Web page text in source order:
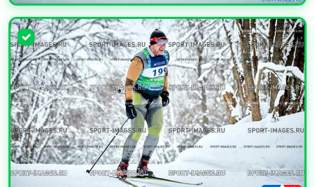
УВЕЛИЧИТЬ